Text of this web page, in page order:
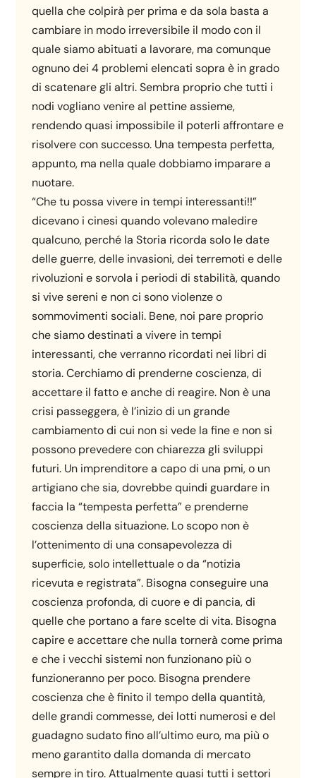
quella che colpirà per prima e da sola basta a
cambiare in modo irreversibile il modo con il
quale siamo abituati a lavorare, ma comunque
ognuno dei 4 problemi elencati sopra è in grado
di scatenare gli altri. Sembra proprio che tutti i
nodi vogliano venire al pettine assieme,
rendendo quasi impossibile il poterli affrontare e
risolvere con successo. Una tempesta perfetta,
appunto, ma nella quale dobbiamo imparare a
nuotare.
“Che tu possa vivere in tempi interessanti!!”
dicevano i cinesi quando volevano maledire
qualcuno, perché la Storia ricorda solo le date
delle guerre, delle invasioni, dei terremoti e delle
rivoluzioni e sorvola i periodi di stabilità, quando
si vive sereni e non ci sono violenze o
sommovimenti sociali. Bene, noi pare proprio
che siamo destinati a vivere in tempi
interessanti, che verranno ricordati nei libri di
storia. Cerchiamo di prenderne coscienza, di
accettare il fatto e anche di reagire. Non è una
crisi passeggera, è l’inizio di un grande
cambiamento di cui non si vede la fine e non si
possono prevedere con chiarezza gli sviluppi
futuri. Un imprenditore a capo di una pmi, o un
artigiano che sia, dovrebbe quindi guardare in
faccia la “tempesta perfetta” e prenderne
coscienza della situazione. Lo scopo non è
l’ottenimento di una consapevolezza di
superficie, solo intellettuale o da “notizia
ricevuta e registrata”. Bisogna conseguire una
coscienza profonda, di cuore e di pancia, di
quelle che portano a fare scelte di vita. Bisogna
capire e accettare che nulla tornerà come prima
e che i vecchi sistemi non funzionano più o
funzioneranno per poco. Bisogna prendere
coscienza che è finito il tempo della quantità,
delle grandi commesse, dei lotti numerosi e del
guadagno sudato fino all’ultimo euro, ma più o
meno garantito dalla domanda di mercato
sempre in tiro. Attualmente quasi tutti i settori